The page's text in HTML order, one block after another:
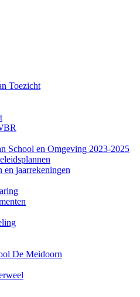
Toezicht
School en Omgeving 2023-2025
en jaarrekeningen
De Meidoorn